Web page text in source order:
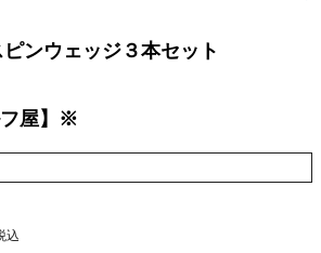
ンウェッジ３本セット
フ屋】※
込